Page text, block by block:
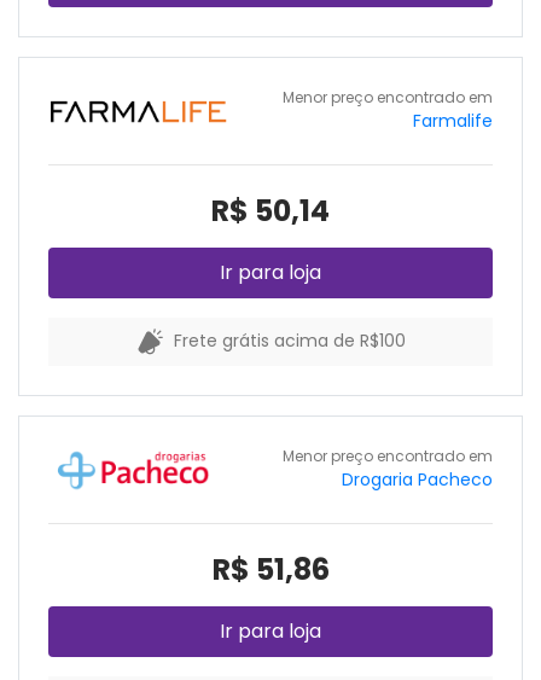
Menor preço encontrado em
Farmalife
R$ 50,14
Ir para loja
Frete grátis acima de R$100
Menor preço encontrado em
Drogaria Pacheco
R$ 51,86
Ir para loja